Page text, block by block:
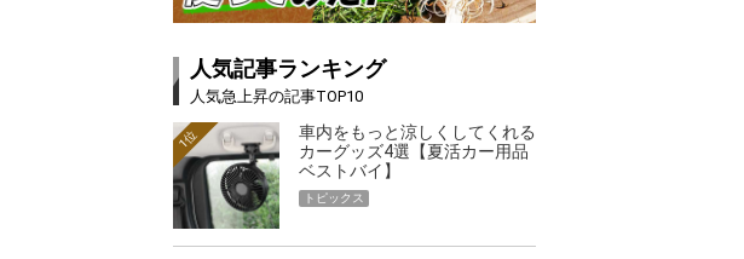
人気記事ランキング
人気急上昇の記事TOP10
車内をもっと涼しくしてくれる
カーグッズ4選【夏活カー用品
ベストバイ】
1位
トピックス